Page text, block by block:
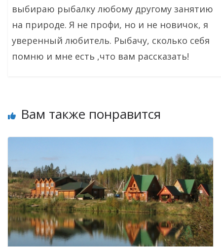
выбираю рыбалку любому другому занятию
на природе. Я не профи, но и не новичок, я
уверенный любитель. Рыбачу, сколько себя
помню и мне есть ,что вам рассказать!
Вам также понравится